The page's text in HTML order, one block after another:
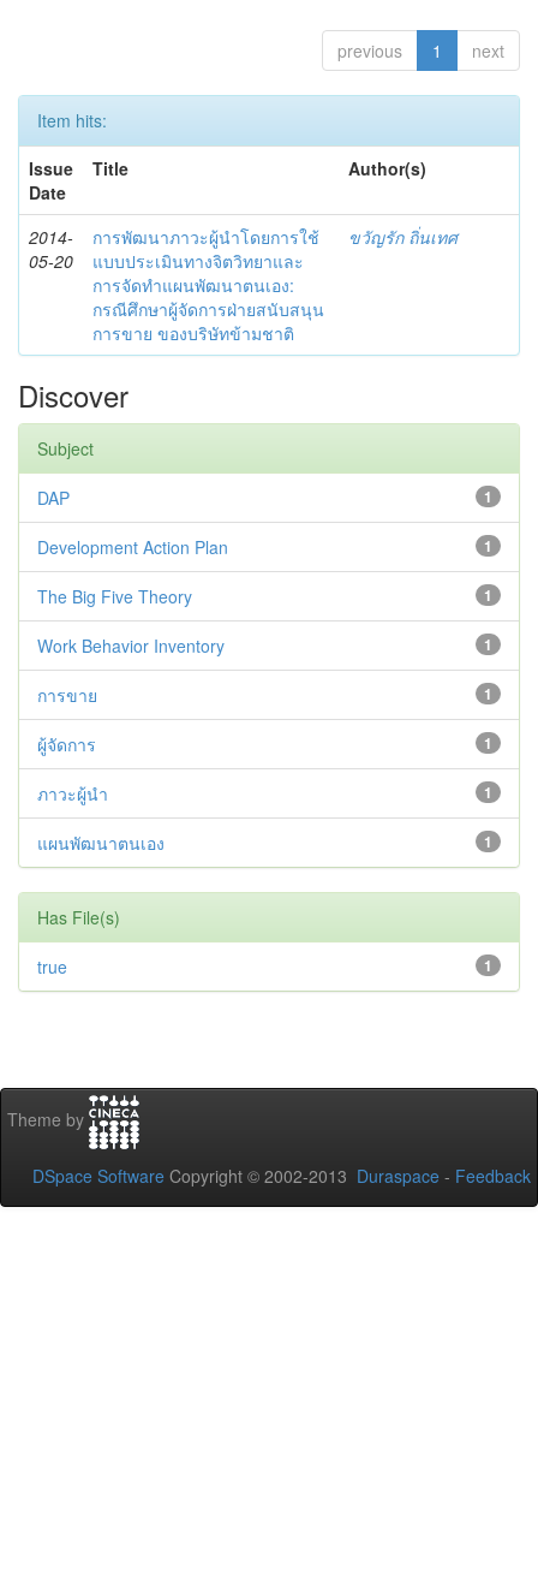
previous 1 next
Item hits:
Issue
Date
Title Author(s)
2014-
05-20
การพัฒนาภาวะผู้นำโดยการใช้
แบบประเมินทางจิตวิทยาและ
การจัดทำแผนพัฒนาตนเอง:
กรณีศึกษาผู้จัดการฝ่ายสนับสนุน
การขาย ของบริษัทข้ามชาติ
ขวัญรัก ถิ่นเทศ
Discover
Subject
1
DAP
1
Development Action Plan
1
The Big Five Theory
1
Work Behavior Inventory
1
การขาย
1
ผู้จัดการ
1
ภาวะผู้นำ
1
แผนพัฒนาตนเอง
Has File(s)
1
true
Theme by
DSpace Software Copyright © 2002-2013 Duraspace - Feedback